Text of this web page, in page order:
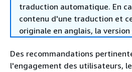
traduction automatique. En
contenu d'une traduction et
originale en anglais, la
Des recommandations
l'engagement des utilisateurs,